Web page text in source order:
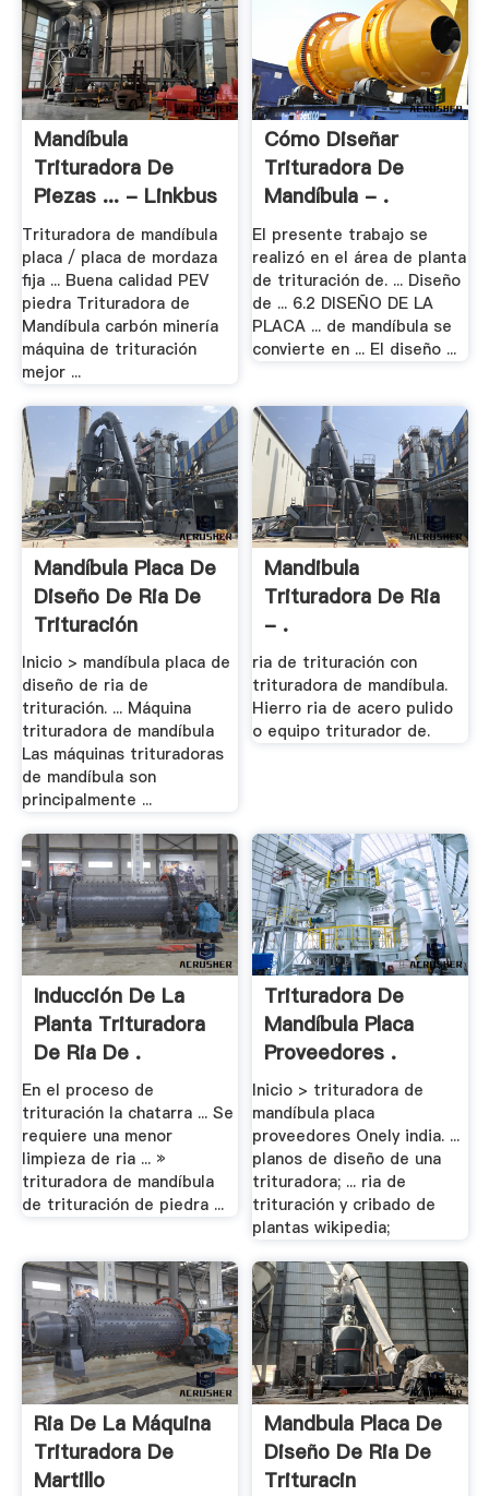
Mandíbula
Trituradora De
Piezas ... - Linkbus
Trituradora de mandíbula
placa / placa de mordaza
fija ... Buena calidad PEV
piedra Trituradora de
Mandíbula carbón minería
máquina de trituración
mejor ...
Cómo Diseñar
Trituradora De
Mandíbula - .
El presente trabajo se
realizó en el área de planta
de trituración de. ... Diseño
de ... 6.2 DISEÑO DE LA
PLACA ... de mandíbula se
convierte en ... El diseño ...
Mandíbula Placa De
Diseño De Ria De
Trituración
Inicio > mandíbula placa de
diseño de ria de
trituración. ... Máquina
trituradora de mandíbula
Las máquinas trituradoras
de mandíbula son
principalmente ...
Mandibula
Trituradora De Ria
- .
ria de trituración con
trituradora de mandíbula.
Hierro ria de acero pulido
o equipo triturador de.
Inducción De La
Planta Trituradora
De Ria De .
En el proceso de
trituración la chatarra ... Se
requiere una menor
limpieza de ria ... »
trituradora de mandíbula
de trituración de piedra ...
Trituradora De
Mandíbula Placa
Proveedores .
Inicio > trituradora de
mandíbula placa
proveedores Onely india. ...
planos de diseño de una
trituradora; ... ria de
trituración y cribado de
plantas wikipedia;
Ria De La Máquina
Trituradora De
Martillo
Mandbula Placa De
Diseño De Ria De
Trituracin